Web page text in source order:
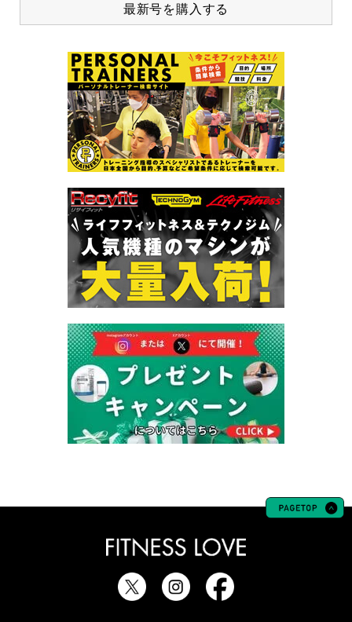
最新号を購入する